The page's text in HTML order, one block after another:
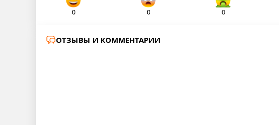
0 0 0
ОТЗЫВЫ И КОММЕНТАРИИ